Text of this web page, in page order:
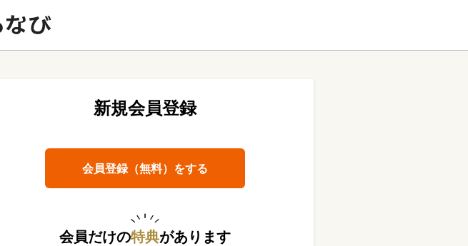
新規会員登録
会員登録（無料）をする
会員だけの特典があります